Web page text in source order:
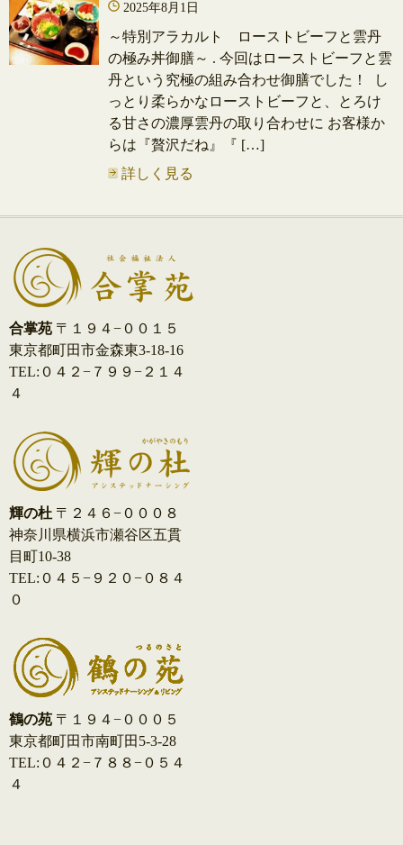
2025年8月1日
～特別アラカルト ローストビーフと雲丹
の極み丼御膳～ . 今回はローストビーフと雲
丹という究極の組み合わせ御膳でした！ し
っとり柔らかなローストビーフと、とろけ
る甘さの濃厚雲丹の取り合わせに お客様か
らは『贅沢だね』『 […]
詳しく見る
合掌苑 〒１９４−００１５
東京都町田市金森東3-18-16
TEL:０４２−７９９−２１４
４
輝の杜 〒２４６−０００８
神奈川県横浜市瀬谷区五貫
目町10-38
TEL:０４５−９２０−０８４
０
鶴の苑 〒１９４−０００５
東京都町田市南町田5-3-28
TEL:０４２−７８８−０５４
４